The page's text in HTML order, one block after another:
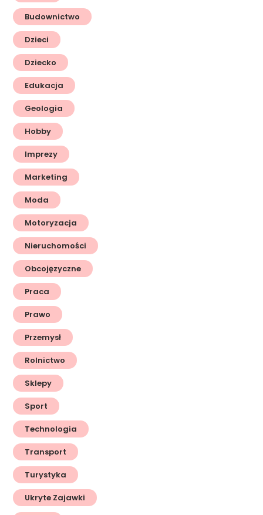
Budownictwo
Dzieci
Dziecko
Edukacja
Geologia
Hobby
Imprezy
Marketing
Moda
Motoryzacja
Nieruchomości
Obcojęzyczne
Praca
Prawo
Przemysł
Rolnictwo
Sklepy
Sport
Technologia
Transport
Turystyka
Ukryte Zajawki